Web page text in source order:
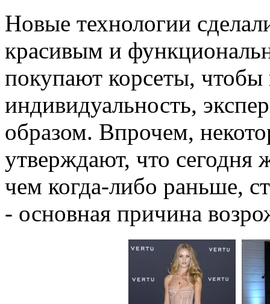
Новые технологии
красивым и
покупают корсеты, чтобы
индивидуальность,
образом. Впрочем,
утверждают, что
чем когда-либо раньше,
- основная причина